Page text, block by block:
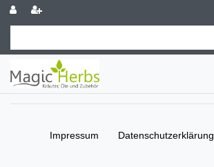
Impressum Daten­schutz­erklärung